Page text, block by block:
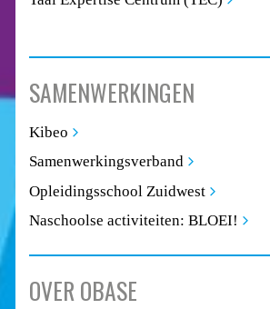
SAMENWERKINGEN
Kibeo
Samenwerkingsverband
Opleidingsschool Zuidwest
Naschoolse activiteiten: BLOEI!
OVER OBASE